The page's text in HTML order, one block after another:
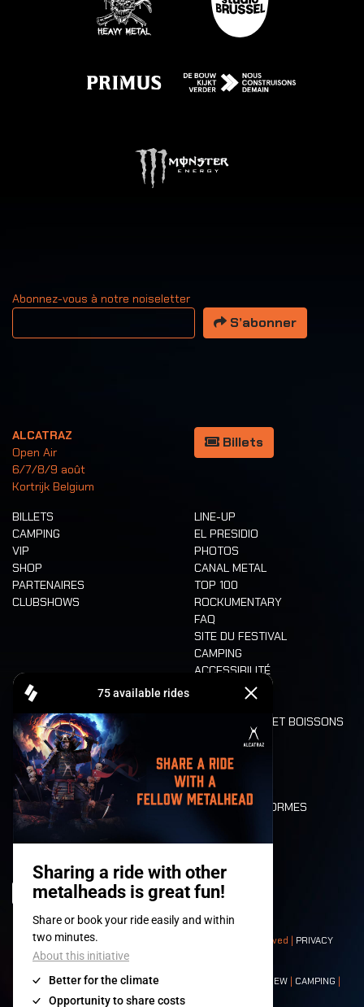
Abonnez-vous à notre noiseletter
Votre adresse email
S’abonner
ALCATRAZ
Open Air
6/7/8/9 août
Kortrijk Belgium
Billets
BILLETS
CAMPING
VIP
SHOP
PARTENAIRES
CLUBSHOWS
LINE-UP
EL PRESIDIO
PHOTOS
CANAL METAL
TOP 100
ROCKUMENTARY
FAQ
SITE DU FESTIVAL
CAMPING
ACCESSIBILITÉ
CASHLESS
ALIMENTATION ET BOISSONS
LONE WOLVES
PLAN
DEATH RIDE
VALEURS ET NORMES
HISTOIRE
© 2008-2026- Apache Productions VZW – All rights reserved | PRIVACY
POLICY|CONDITIONS GÉNÉRALES
Contact:GENERAL| PARTNERSHIPS CREW | CAMPING |
NEIGHBOURS